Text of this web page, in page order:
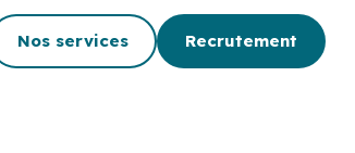
Nos services Recrutement